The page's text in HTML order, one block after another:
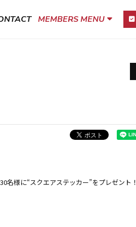
MEMBERS MENU
名様に“スクエアステッカー”をプレゼント！